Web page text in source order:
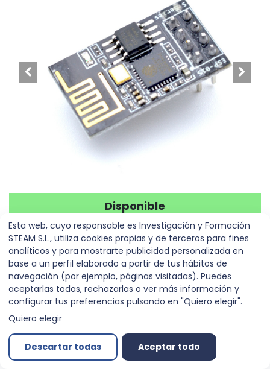
Disponible
Módulo WiFi ESP-01
ESP8266
Referencia:00016407
5,90€
Agregar al carrito
Esta web, cuyo responsable es Investigación y Formación
STEAM S.L., utiliza cookies propias y de terceros para fines
analíticos y para mostrarte publicidad personalizada en
base a un perfil elaborado a partir de tus hábitos de
navegación (por ejemplo, páginas visitadas). Puedes
aceptarlas todas, rechazarlas o ver más información y
configurar tus preferencias pulsando en "Quiero elegir".
Quiero elegir
Descartar todas Aceptar todo